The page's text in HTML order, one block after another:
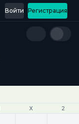
Регистрация
Войти
Х 2
Х 2